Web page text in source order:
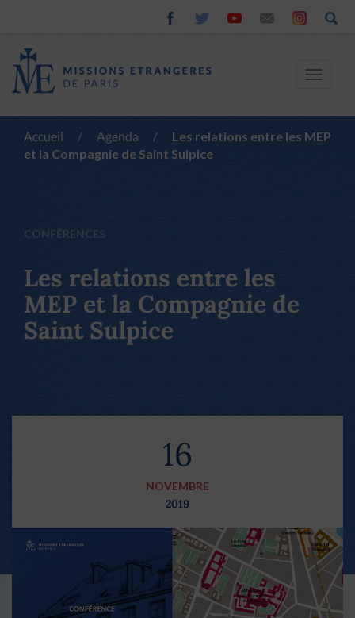
Toggle
Accueil / Agenda /
Les relations entre les MEP
et la Compagnie de Saint Sulpice
CONFÉRENCES
Les relations entre les
MEP et la Compagnie de
Saint Sulpice
16
NOVEMBRE
2019